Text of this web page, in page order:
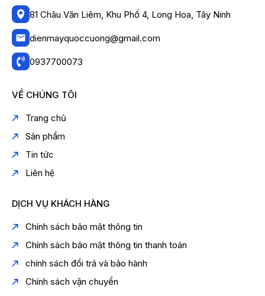
81 Châu Văn Liêm, Khu Phố 4, Long Hoa, Tây Ninh
dienmayquoccuong@gmail.com
0937700073
VỀ CHÚNG TÔI
Trang chủ
Sản phẩm
Tin tức
Liên hệ
DỊCH VỤ KHÁCH HÀNG
Chính sách bảo mật thông tin
Chính sách bảo mật thông tin thanh toán
chính sách đổi trả và bảo hành
Chính sách vận chuyển